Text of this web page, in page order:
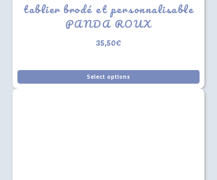
tablier brodé et personnalisable
PANDA ROUX
35,50€
Select options